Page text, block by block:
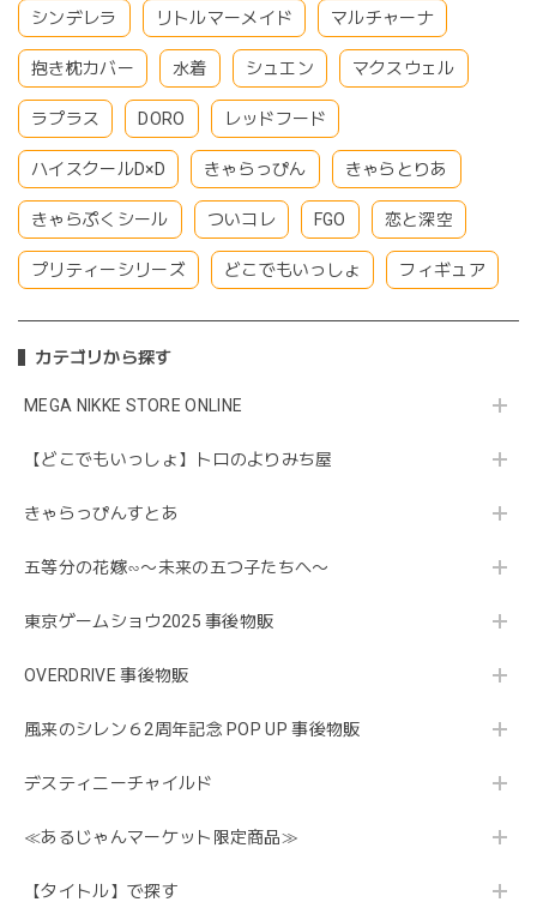
シンデレラ リトルマーメイド マルチャーナ
抱き枕カバー 水着 シュエン マクスウェル
ラプラス DORO レッドフード
ハイスクールD×D きゃらっぴん きゃらとりあ
きゃらぷくシール ついコレ FGO 恋と深空
プリティーシリーズ どこでもいっしょ フィギュア
カテゴリから探す
MEGA NIKKE STORE ONLINE
【どこでもいっしょ】トロのよりみち屋
きゃらっぴんすとあ
五等分の花嫁∽〜未来の五つ子たちへ〜
東京ゲームショウ2025 事後物販
OVERDRIVE 事後物販
風来のシレン６2周年記念 POP UP 事後物販
デスティニーチャイルド
≪あるじゃんマーケット限定商品≫
【タイトル】で探す